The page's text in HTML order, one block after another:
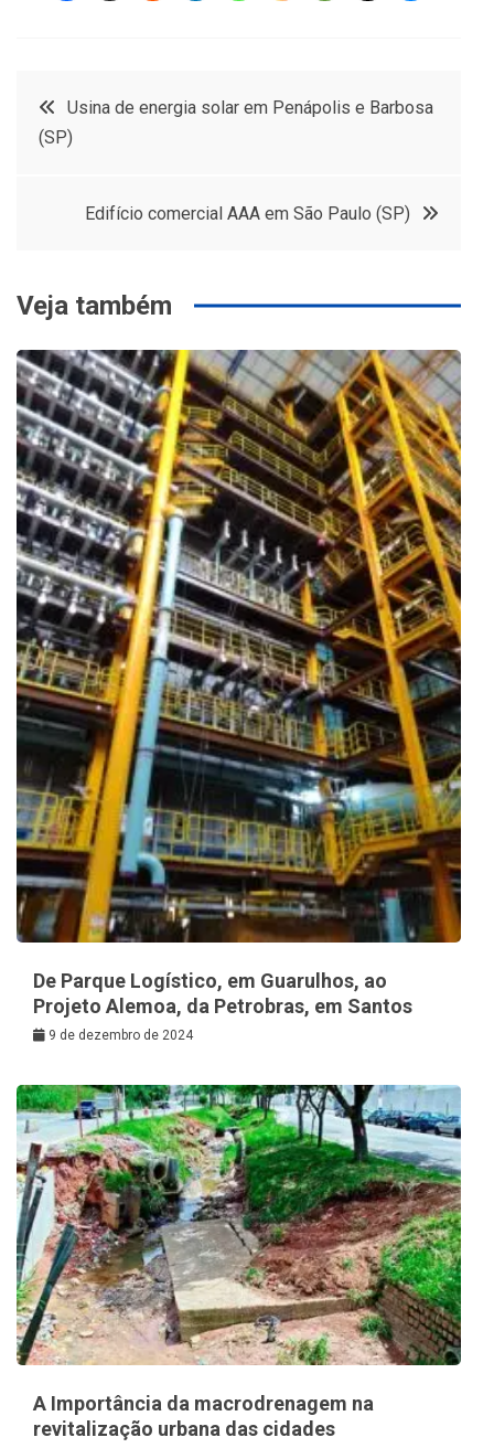
Navegação
de
Post
Usina de energia solar em Penápolis e Barbosa
(SP)
Edifício comercial AAA em São Paulo (SP)
Veja também
De Parque Logístico, em Guarulhos, ao
Projeto Alemoa, da Petrobras, em Santos
9 de dezembro de 2024
A Importância da macrodrenagem na
revitalização urbana das cidades